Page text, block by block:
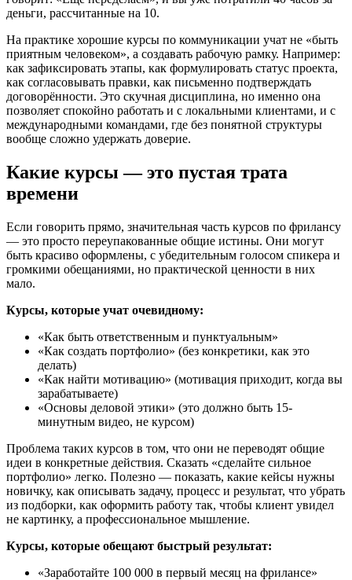
деньги, рассчитанные на 10.
На практике хорошие курсы по коммуникации учат не «быть
приятным человеком», а создавать рабочую рамку. Например:
как зафиксировать этапы, как формулировать статус проекта,
как согласовывать правки, как письменно подтверждать
договорённости. Это скучная дисциплина, но именно она
позволяет спокойно работать и с локальными клиентами, и с
международными командами, где без понятной структуры
вообще сложно удержать доверие.
Какие курсы — это пустая трата
времени
Если говорить прямо, значительная часть курсов по фрилансу
— это просто переупакованные общие истины. Они могут
быть красиво оформлены, с убедительным голосом спикера и
громкими обещаниями, но практической ценности в них
мало.
Курсы, которые учат очевидному:
«Как быть ответственным и пунктуальным»
«Как создать портфолио» (без конкретики, как это
делать)
«Как найти мотивацию» (мотивация приходит, когда вы
зарабатываете)
«Основы деловой этики» (это должно быть 15-
минутным видео, не курсом)
Проблема таких курсов в том, что они не переводят общие
идеи в конкретные действия. Сказать «сделайте сильное
портфолио» легко. Полезно — показать, какие кейсы нужны
новичку, как описывать задачу, процесс и результат, что убрать
из подборки, как оформить работу так, чтобы клиент увидел
не картинку, а профессиональное мышление.
Курсы, которые обещают быстрый результат:
«Заработайте 100 000 в первый месяц на фрилансе»